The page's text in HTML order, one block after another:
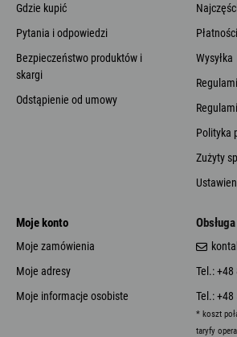
Gdzie kupić
Pytania i odpowiedzi
Bezpieczeństwo produktów i
skargi
Odstąpienie od umowy
Płatności
Wysyłka
Polityka
Zużyty
Moje konto
Moje zamówienia
Moje adresy
Moje informacje osobiste
Tel.:
Tel.: +48
* koszt
taryfy